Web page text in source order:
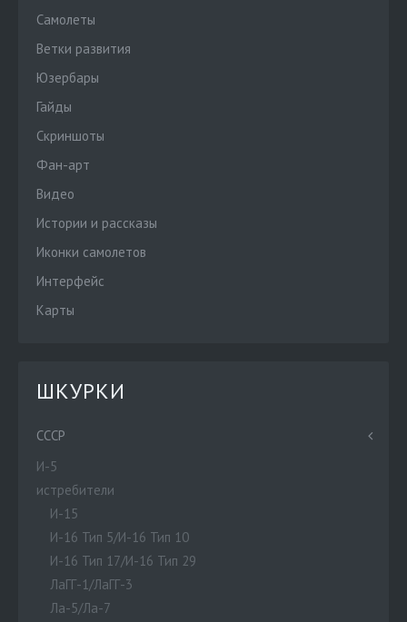
Cамолеты
Ветки развития
Юзербары
Гайды
Скриншоты
Фан-арт
Видео
Истории и рассказы
Иконки самолетов
Интерфейс
Карты
ШКУРКИ
СССР
И-5
истребители
И-15
И-16 Тип 5/И-16 Тип 10
И-16 Тип 17/И-16 Тип 29
ЛаГГ-1/ЛаГГ-3
Ла-5/Ла-7